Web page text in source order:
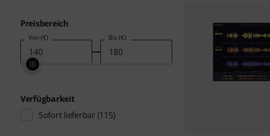
Preisbereich
Von (€) Bis (€)
Verfügbarkeit
Sofort lieferbar (115)